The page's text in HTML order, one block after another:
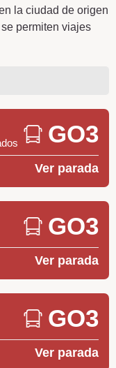
la ciudad de origen
permiten viajes
GO3
Ver parada
GO3
Ver parada
GO3
Ver parada